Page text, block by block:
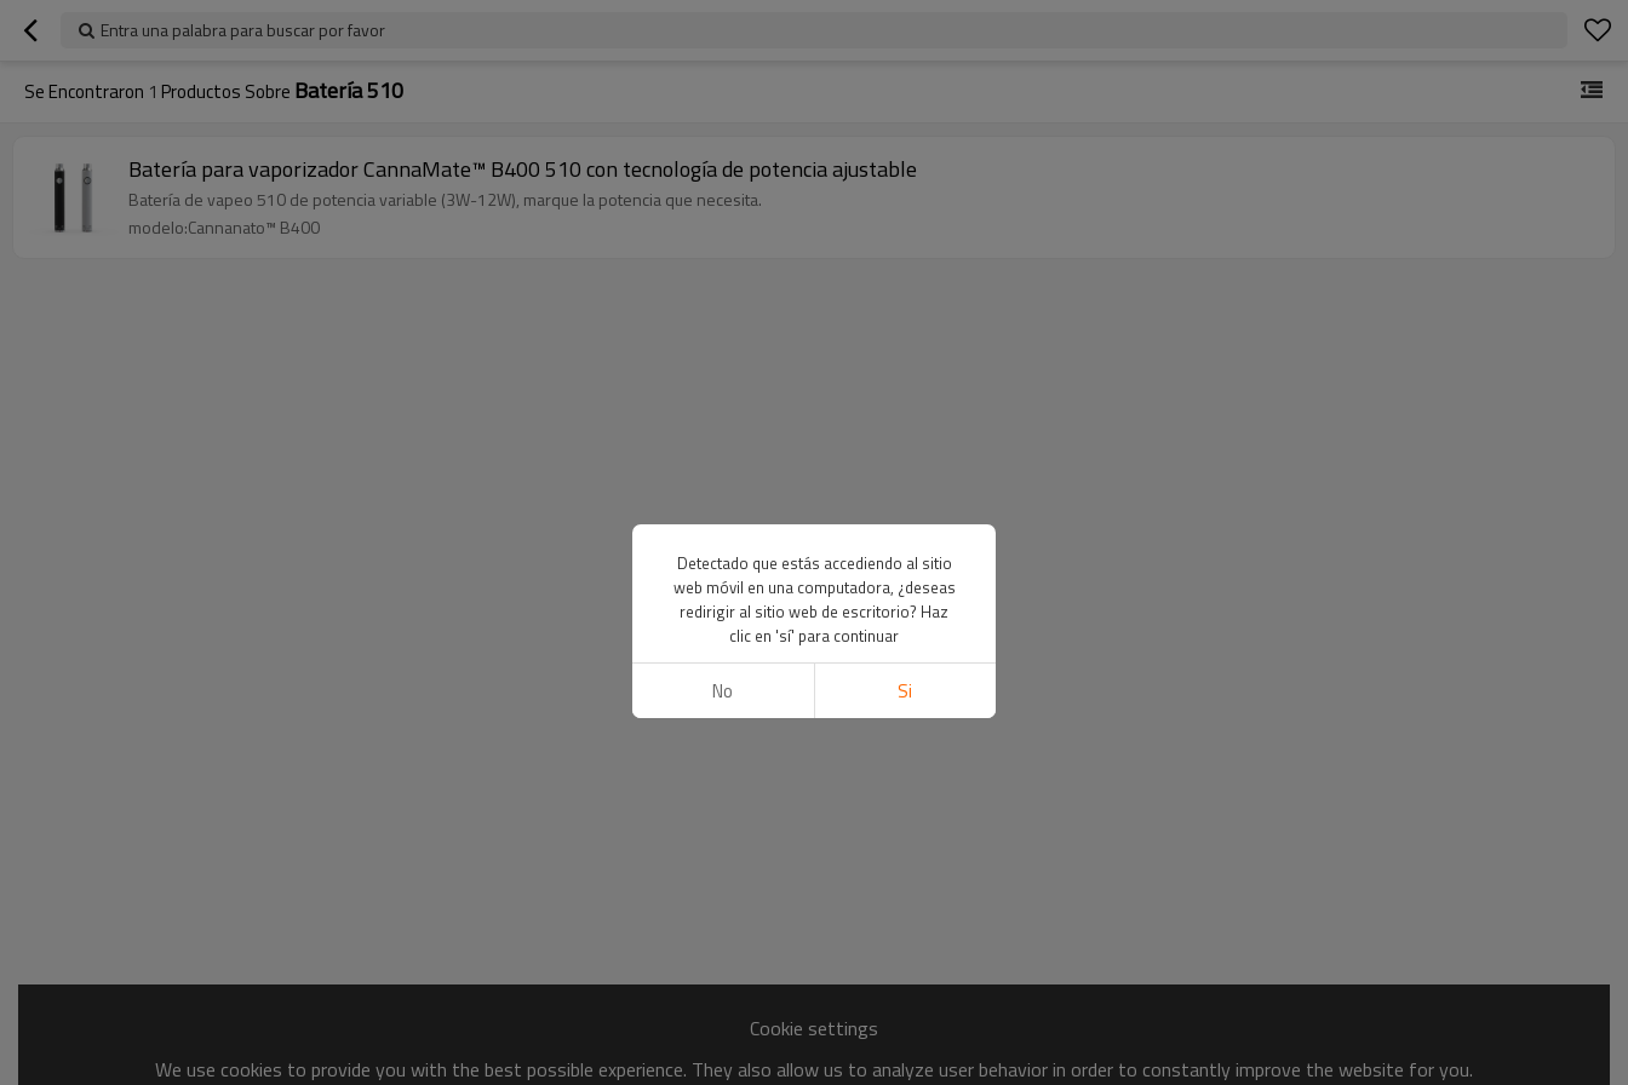
Entra una palabra para buscar por favor
Se Encontraron 1 Productos Sobre Batería 510
Batería para vaporizador CannaMate™ B400 510 con tecnología de potencia ajustable
Batería de vapeo 510 de potencia variable (3W-12W), marque la potencia que necesita.
modelo:Cannanato™ B400
Cookie settings
We use cookies to provide you with the best possible experience. They also allow us to analyze user behavior in order to constantly improve the website for you.
Detectado que estás accediendo al sitio
web móvil en una computadora, ¿deseas
redirigir al sitio web de escritorio? Haz
clic en 'sí' para continuar
No Si